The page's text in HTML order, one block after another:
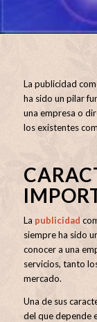
La publicidad
ha sido un pilar
una empresa o
los existentes
La publicidad
siempre ha sido
conocer a una
servicios, tanto
mercado.
Una de sus
del que depende